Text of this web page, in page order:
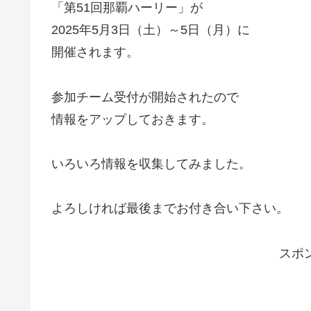
「第51回那覇ハーリー」が
2025年5月3日（土）～5日（月）に
開催されます。
参加チーム受付が開始されたので
情報をアップしておきます。
いろいろ情報を収集してみました。
よろしければ最後までお付き合い下さい。
スポ